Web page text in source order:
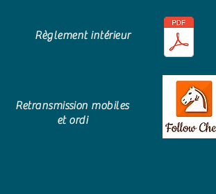
Règlement intérieur
Retransmission mobiles
et ordi